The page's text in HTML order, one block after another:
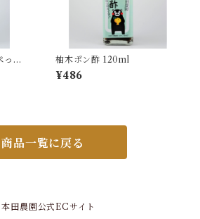
っぱ
120
柚木ポン酢 120ml
¥486
商品一覧に戻る
田農園公式ECサイト